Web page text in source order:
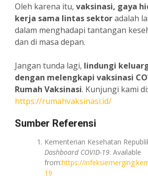
Oleh karena itu, vaksinasi, gaya
kerja sama lintas sektoradalah
dalam menghadapi tantangan
dan di masa depan.
Jangan tunda lagi, lindungi
dengan melengkapi vaksinasi
Rumah Vaksinasi. Kunjungi kami di:
https://rumahvaksinasi.id/
Sumber Referensi
Kementerian Kesehatan
Dashboard COVID-19. Available
from:https://
19